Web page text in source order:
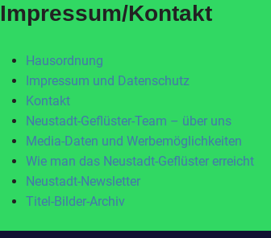
Impressum/Kontakt
Hausordnung
Impressum und Datenschutz
Kontakt
Neustadt-Geflüster-Team – über uns
Media-Daten und Werbemöglichkeiten
Wie man das Neustadt-Geflüster erreicht
Neustadt-Newsletter
Titel-Bilder-Archiv